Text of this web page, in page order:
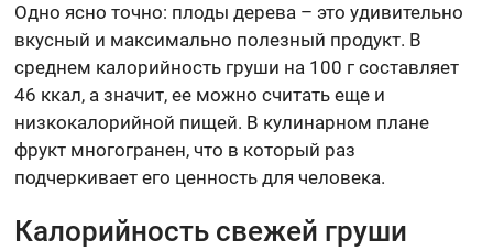
Одно ясно точно: плоды дерева – это удивительно
вкусный и максимально полезный продукт. В
среднем калорийность груши на 100 г составляет
46 ккал, а значит, ее можно считать еще и
низкокалорийной пищей. В кулинарном плане
фрукт многогранен, что в который раз
подчеркивает его ценность для человека.
Калорийность свежей груши